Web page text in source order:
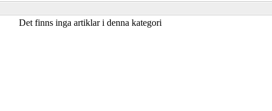
Det finns inga artiklar i denna kategori